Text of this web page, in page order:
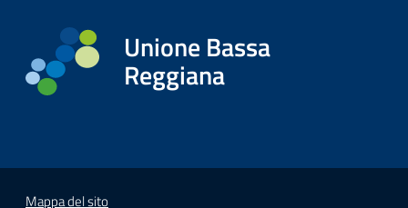
Unione Bassa
Reggiana
Mappa del sito